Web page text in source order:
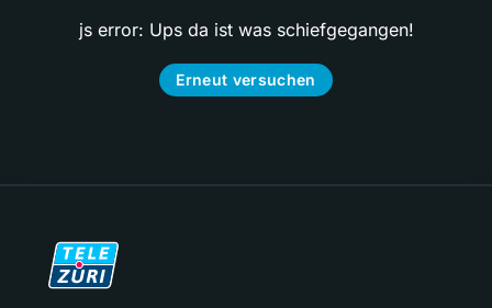
js error: Ups da ist was schiefgegangen!
Erneut versuchen